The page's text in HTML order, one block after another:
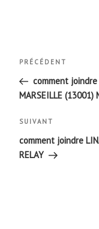
de
l’article
Article
précédent
PRÉCÉDENT
comment joindre
MARSEILLE (13001)
Article
suivant
SUIVANT
comment joindre
RELAY